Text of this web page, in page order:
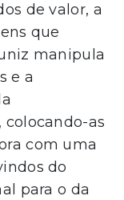
de valor, a
que
manipula
e a
colocando-as
com uma
do
para o da